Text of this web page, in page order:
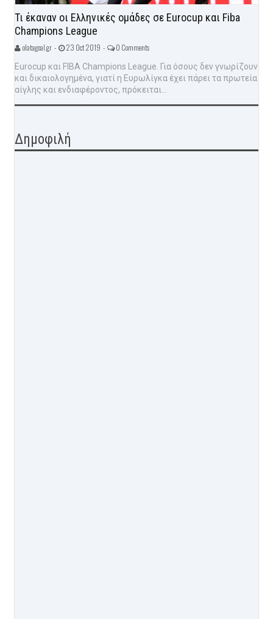
Τι έκαναν οι Ελληνικές ομάδες σε Eurocup και Fiba
Champions League
olatagoal.gr - 23 Oct 2019 - 0 Comments
Eurocup και FIBA Champions League. Για όσους δεν γνωρίζουν
και δικαιολογημένα, γιατί η Ευρωλίγκα έχει πάρει τα πρωτεία
αίγλης και ενδιαφέροντος, πρόκειται...
Δημοφιλή